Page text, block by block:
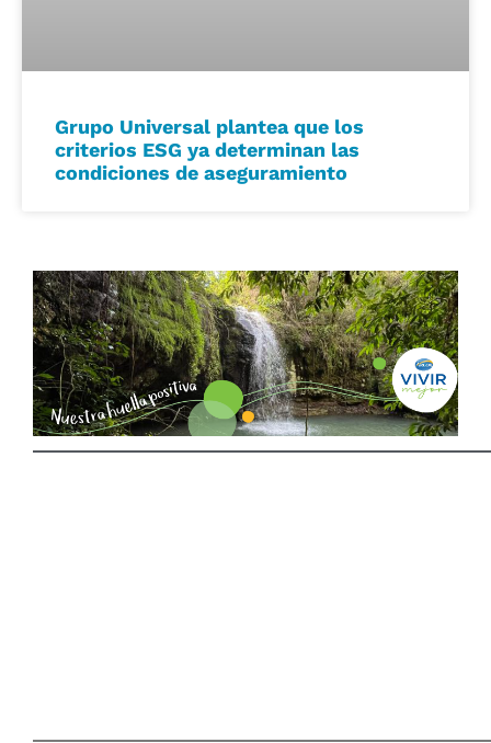
Grupo Universal plantea que los
criterios ESG ya determinan las
condiciones de aseguramiento